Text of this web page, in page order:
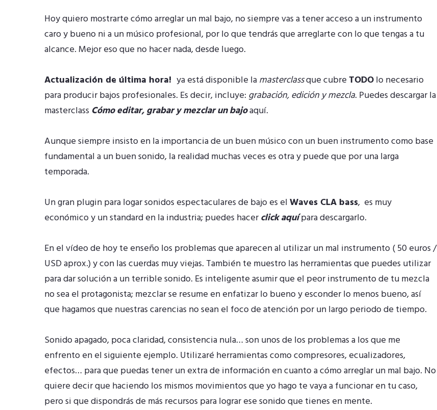
Hoy quiero mostrarte cómo arreglar un mal bajo, no siempre vas a tener acceso a un instrumento
caro y bueno ni a un músico profesional, por lo que tendrás que arreglarte con lo que tengas a tu
alcance. Mejor eso que no hacer nada, desde luego.
Actualización de última hora! ya está disponible lamasterclassque cubre TODOlo necesario
para producir bajos profesionales. Es decir, incluye: grabación, edición y mezcla. Puedes descargar la
masterclass Cómo editar, grabar y mezclar un bajoaquí.
Aunque siempre insisto en la importancia de un buen músico con un buen instrumento como base
fundamental a un buen sonido, la realidad muchas veces es otra y puede que por una larga
temporada.
Un gran plugin para logar sonidos espectaculares de bajo es elWaves CLA bass, es muy
económico y un standard en la industria; puedes hacerclick aquípara descargarlo.
En el vídeo de hoy te enseño los problemas que aparecen al utilizar un mal instrumento ( 50 euros /
USD aprox.) y con las cuerdas muy viejas. También te muestro las herramientas que puedes utilizar
para dar solución a un terrible sonido. Es inteligente asumir que el peor instrumento de tu mezcla
no sea el protagonista; mezclar se resume en enfatizar lo bueno y esconder lo menos bueno, así
que hagamos que nuestras carencias no sean el foco de atención por un largo periodo de tiempo.
Sonido apagado, poca claridad, consistencia nula… son unos de los problemas a los que me
enfrento en el siguiente ejemplo. Utilizaré herramientas como compresores, ecualizadores,
efectos… para que puedas tener un extra de información en cuanto a cómo arreglar un mal bajo. No
quiere decir que haciendo los mismos movimientos que yo hago te vaya a funcionar en tu caso,
pero si que dispondrás de más recursos para lograr ese sonido que tienes en mente.